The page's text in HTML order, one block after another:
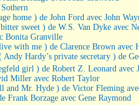
home ) de John Ford avec John
sweet ) de W.S. Van Dyke avec
Bonita Granville
with me ) de Clarence Brown avec
Andy Hardy’s private secretary ) de
girl ) de Robert Z. Leonard avec
Miller avec Robert Taylor
and Mr. Hyde ) de Victor Fleming
Frank Borzage avec Gene Raymond